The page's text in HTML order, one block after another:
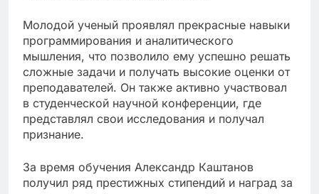
Молодой ученый проявлял прекрасные навыки
программирования и аналитического
мышления, что позволило ему успешно решать
сложные задачи и получать высокие оценки от
преподавателей. Он также активно участвовал
в студенческой научной конференции, где
представлял свои исследования и получал
признание.
За время обучения Александр Каштанов
получил ряд престижных стипендий и наград за